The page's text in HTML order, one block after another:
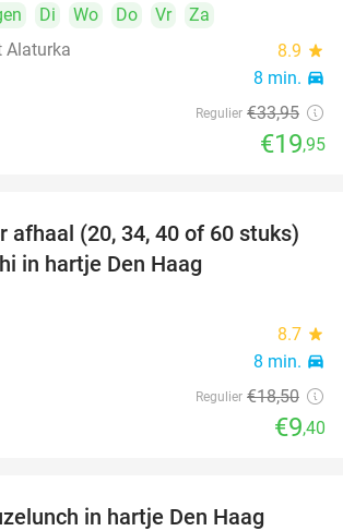
Di Wo Do Vr
Za
Alaturka
8.9 star
8 min. directions_car
Regulier €33,95
€19,95
49%
afhaal (20, 34, 40 of 60 stuks)
in hartje Den Haag
8.7 star
8 min. directions_car
Regulier €18,50
€9,40
in hartje Den Haag